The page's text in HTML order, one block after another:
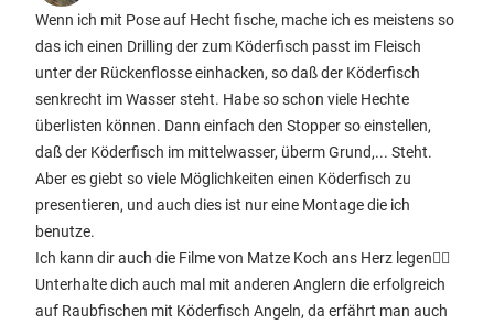
Wenn ich mit Pose auf Hecht fische, mache ich es meistens so
das ich einen Drilling der zum Köderfisch passt im Fleisch
unter der Rückenflosse einhacken, so daß der Köderfisch
senkrecht im Wasser steht. Habe so schon viele Hechte
überlisten können. Dann einfach den Stopper so einstellen,
daß der Köderfisch im mittelwasser, überm Grund,... Steht.
Aber es giebt so viele Möglichkeiten einen Köderfisch zu
presentieren, und auch dies ist nur eine Montage die ich
benutze.
Ich kann dir auch die Filme von Matze Koch ans Herz legen👍🏼
Unterhalte dich auch mal mit anderen Anglern die erfolgreich
auf Raubfischen mit Köderfisch Angeln, da erfährt man auch